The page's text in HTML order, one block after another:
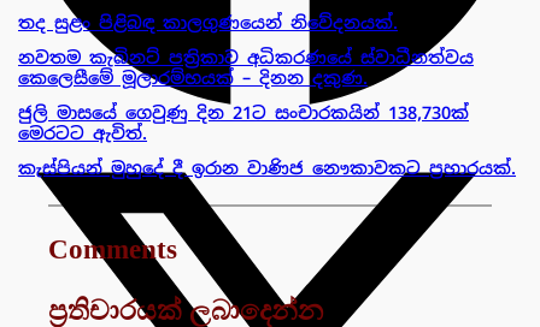
තද සුළං පිළිබඳ කාලගුණයෙන් නිවේදනයක්.
නවතම කැබිනට් පත්‍රිකාව අධිකරණයේ ස්වාධීනත්වය
කෙලෙසීමේ මූලාරම්භයක් – දිනන දකුණ.
ජුලි මාසයේ ගෙවුණු දින 21ට සංචාරකයින් 138,730ක්
මෙරටට ඇවිත්.
කැස්පියන් මුහුදේ දී ඉරාන වාණිජ නෞකාවකට ප්‍රහාරයක්.
Comments
ප්‍රතිචාරයක් ලබාදෙන්න